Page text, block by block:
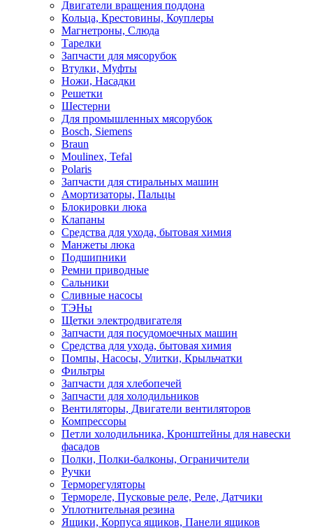
Двигатели вращения поддона
Кольца, Крестовины, Коуплеры
Магнетроны, Слюда
Тарелки
Запчасти для мясорубок
Втулки, Муфты
Ножи, Насадки
Решетки
Шестерни
Для промышленных мясорубок
Bosch, Siemens
Braun
Moulinex, Tefal
Polaris
Запчасти для стиральных машин
Амортизаторы, Пальцы
Блокировки люка
Клапаны
Средства для ухода, бытовая химия
Манжеты люка
Подшипники
Ремни приводные
Сальники
Сливные насосы
ТЭНы
Щетки электродвигателя
Запчасти для посудомоечных машин
Средства для ухода, бытовая химия
Помпы, Насосы, Улитки, Крыльчатки
Фильтры
Запчасти для хлебопечей
Запчасти для холодильников
Вентиляторы, Двигатели вентиляторов
Компрессоры
Петли холодильника, Кронштейны для навески
фасадов
Полки, Полки-балконы, Ограничители
Ручки
Терморегуляторы
Термореле, Пусковые реле, Реле, Датчики
Уплотнительная резина
Ящики, Корпуса ящиков, Панели ящиков